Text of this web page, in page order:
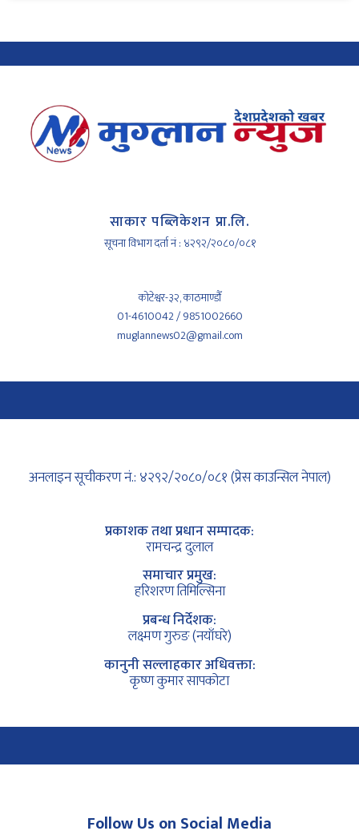
साकार पब्लिकेशन प्रा.लि.
सूचना विभाग दर्ता नं : ४२९२/२०८०/०८१
कोटेश्वर-३२, काठमाण्डौँ
01-4610042 / 9851002660
muglannews02@gmail.com
अनलाइन सूचीकरण नं.: ४२९२/२०८०/०८१ (प्रेस काउन्सिल नेपाल)
प्रकाशक तथा प्रधान सम्पादक:
रामचन्द्र दुलाल
समाचार प्रमुख:
हरिशरण तिमिल्सिना
प्रबन्ध निर्देशक:
लक्ष्मण गुरुङ (नयाँघरे)
कानुनी सल्लाहकार अधिवक्ता:
कृष्ण कुमार सापकोटा
Follow Us on Social Media